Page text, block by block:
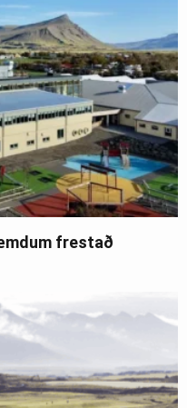
frestað